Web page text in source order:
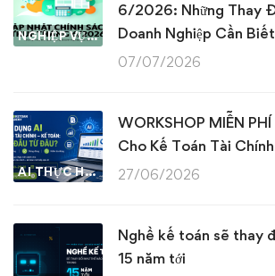
NGHIỆP VỤ KẾ TOÁN & THUẾ
6/2026: Những Thay
Doanh Nghiệp Cần Biết
07/07/2026
AI THỰC HÀNH
WORKSHOP MIỄN
Cho Kế Toán Tài Chính
27/06/2026
Nghề kế toán sẽ thay
15 năm tới